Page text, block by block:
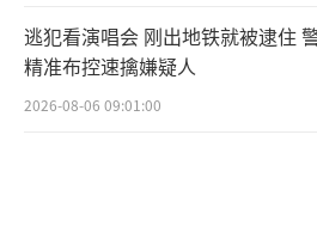
逃犯看演唱会 刚出地铁就被逮住
精准布控速擒嫌疑人
2026-08-06 09:01:00